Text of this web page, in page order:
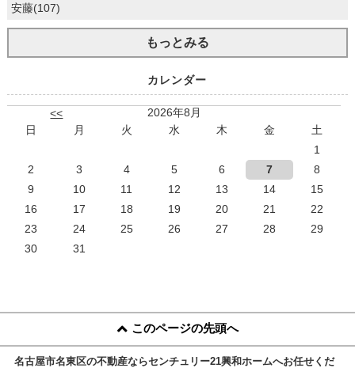
安藤(107)
もっとみる
カレンダー
<<
2026年8月
日
月 火 水 木 金
土
1
2
3 4 5 6 7
8
9
10 11 12 13 14
15
16
17 18 19 20 21
22
23
24 25 26 27 28
29
30
31
このページの先頭へ
名古屋市名東区の不動産ならセンチュリー21興和ホームへお任せくだ